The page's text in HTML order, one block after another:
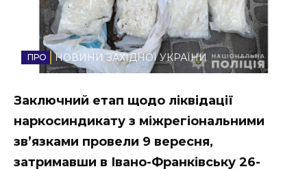
Соціум
Спорт
Стиль життя
Втрачений Ужгород
Втрачений Ужгород (відеоверсія)
НОВИНИ ЗАХІДНОЇ УКРАЇНИ
Заключний етап щодо ліквідації
наркосиндикату з міжрегіональними
зв’язками провели 9 вересня,
затримавши в Івано-Франківську 26-